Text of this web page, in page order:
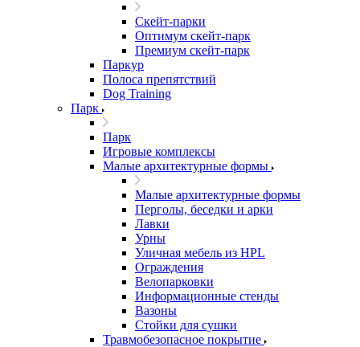
Скейт-парки
Оптимум скейт-парк
Премиум скейт-парк
Паркур
Полоса препятствий
Dog Training
Парк
Парк
Игровые комплексы
Малые архитектурные формы
Малые архитектурные формы
Перголы, беседки и арки
Лавки
Урны
Уличная мебель из HPL
Ограждения
Велопарковки
Информационные стенды
Вазоны
Стойки для сушки
Травмобезопасное покрытие